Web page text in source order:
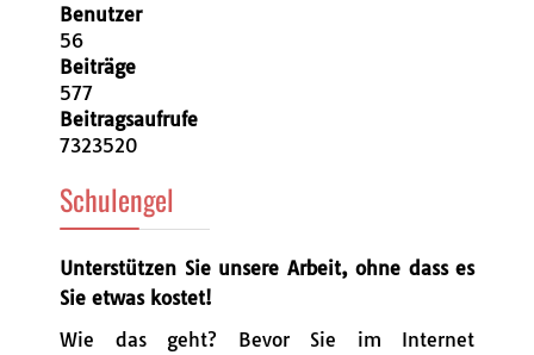
Benutzer
56
Beiträge
577
Beitragsaufrufe
7323520
Schulengel
Unterstützen Sie unsere Arbeit, ohne dass es
Sie etwas kostet!
Wie das geht? Bevor Sie im Internet